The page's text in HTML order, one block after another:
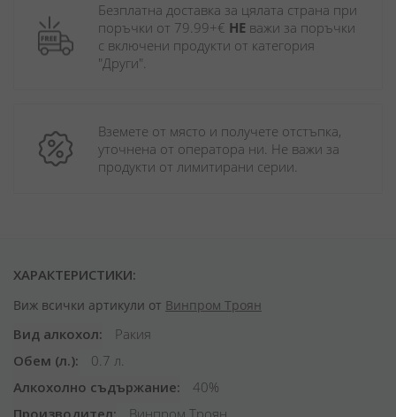
Безплатна доставка за цялата страна при
поръчки от 79.99+€ НЕ важи за поръчки
с включени продукти от категория
"Други".
Вземете от място и получете отстъпка,
уточнена от оператора ни. Не важи за
продукти от лимитирани серии.
ХАРАКТЕРИСТИКИ:
Виж всички артикули от Винпром Троян
Вид алкохол
Ракия
Обем (л.)
0.7 л.
Алкохолно съдържание
40%
Производител
Винпром Троян